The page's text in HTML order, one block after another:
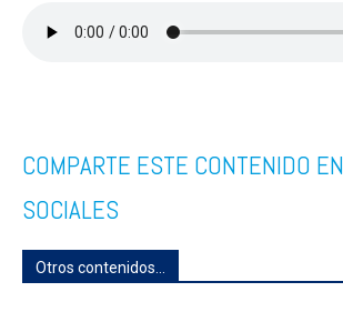
COMPARTE ESTE CONTENIDO
SOCIALES
Otros contenidos...